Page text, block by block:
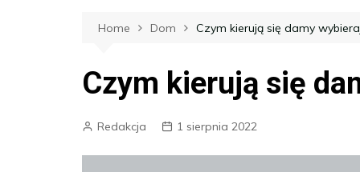
Home Dom Czym kierują się damy
Czym kierują się
Redakcja 1 sierpnia 2022